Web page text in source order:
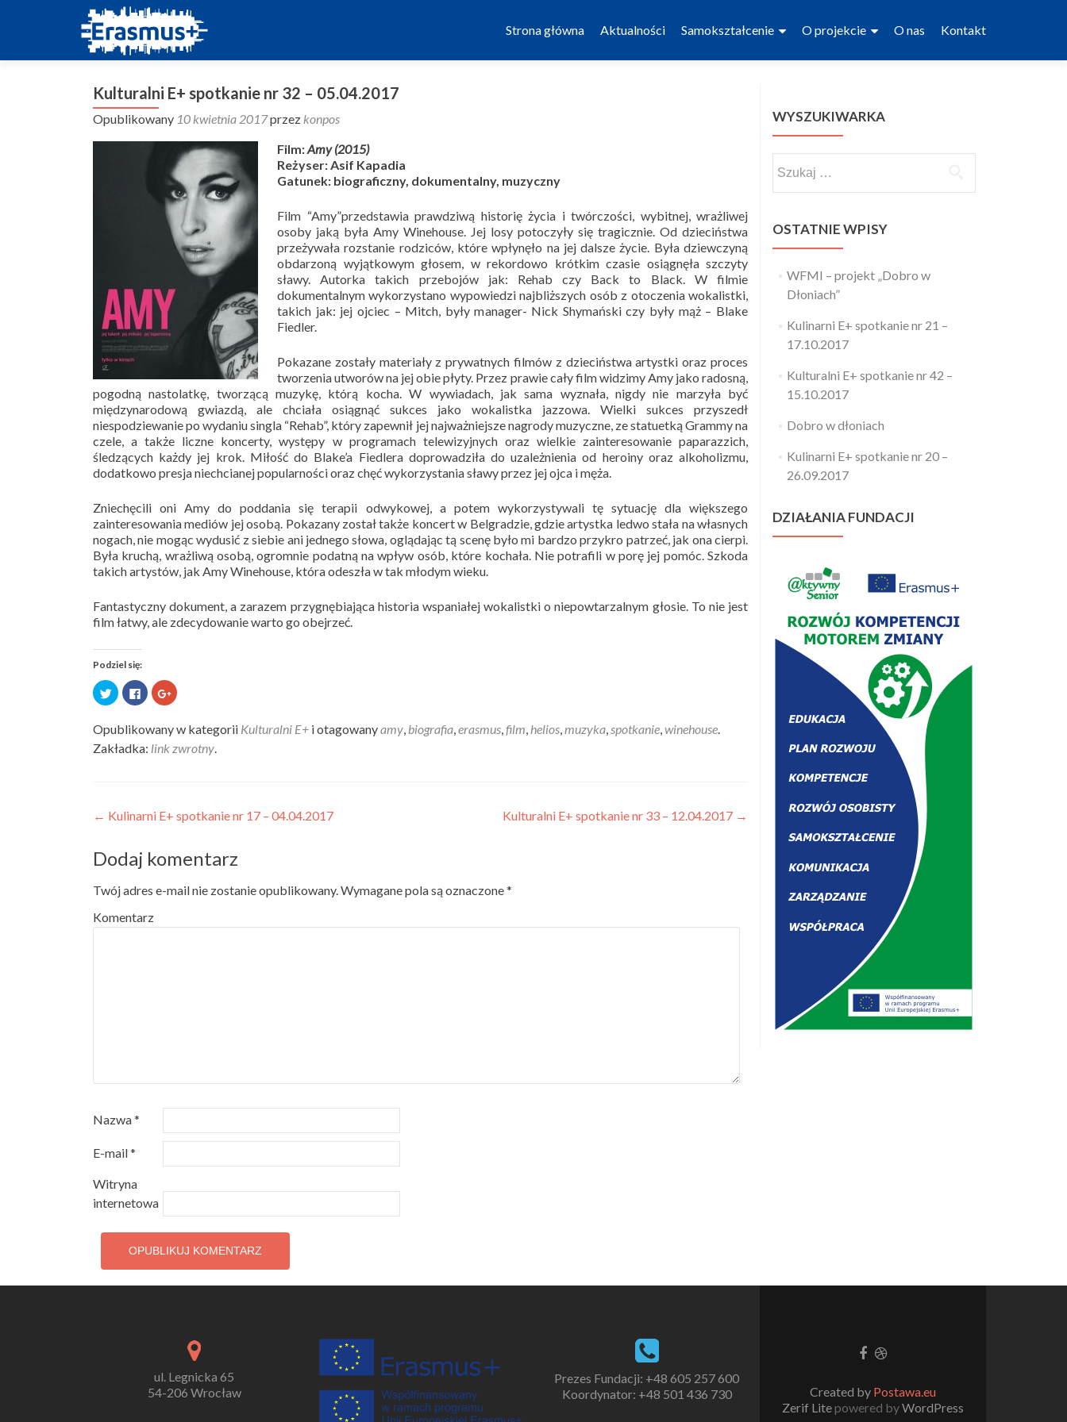
Strona główna
Aktualności Samokształcenie O projekcie O nas Kontakt
Kulturalni E+ spotkanie nr 32 – 05.04.2017
Opublikowany 10 kwietnia 2017przez konpos
Film:Amy (2015)
Reżyser: Asif Kapadia
Gatunek: biograficzny, dokumentalny, muzyczny
Film “Amy”przedstawia prawdziwą historię życia i twórczości, wybitnej, wrażliwej
osoby jaką była Amy Winehouse. Jej losy potoczyły się tragicznie. Od dzieciństwa
przeżywała rozstanie rodziców, które wpłynęło na jej dalsze życie. Była dziewczyną
obdarzoną wyjątkowym głosem, w rekordowo krótkim czasie osiągnęła szczyty
sławy. Autorka takich przebojów jak: Rehab czy Back to Black. W filmie
dokumentalnym wykorzystano wypowiedzi najbliższych osób z otoczenia wokalistki,
takich jak: jej ojciec – Mitch, były manager- Nick Shymański czy były mąż – Blake
Fiedler.
Pokazane zostały materiały z prywatnych filmów z dzieciństwa artystki oraz proces
tworzenia utworów na jej obie płyty. Przez prawie cały film widzimy Amy jako radosną,
pogodną nastolatkę, tworzącą muzykę, którą kocha. W wywiadach, jak sama wyznała, nigdy nie marzyła być
międzynarodową gwiazdą, ale chciała osiągnąć sukces jako wokalistka jazzowa. Wielki sukces przyszedł
niespodziewanie po wydaniu singla “Rehab”, który zapewnił jej najważniejsze nagrody muzyczne, ze statuetką Grammy na
czele, a także liczne koncerty, występy w programach telewizyjnych oraz wielkie zainteresowanie paparazzich,
śledzących każdy jej krok. Miłość do Blake’a Fiedlera doprowadziła do uzależnienia od heroiny oraz alkoholizmu,
dodatkowo presja niechcianej popularności oraz chęć wykorzystania sławy przez jej ojca i męża.
Zniechęcili oni Amy do poddania się terapii odwykowej, a potem wykorzystywali tę sytuację dla większego
zainteresowania mediów jej osobą. Pokazany został także koncert w Belgradzie, gdzie artystka ledwo stała na własnych
nogach, nie mogąc wydusić z siebie ani jednego słowa, oglądając tą scenę było mi bardzo przykro patrzeć, jak ona cierpi.
Była kruchą, wrażliwą osobą, ogromnie podatną na wpływ osób, które kochała. Nie potrafili w porę jej pomóc. Szkoda
takich artystów, jak Amy Winehouse, która odeszła w tak młodym wieku.
Fantastyczny dokument, a zarazem przygnębiająca historia wspaniałej wokalistki o niepowtarzalnym głosie. To nie jest
film łatwy, ale zdecydowanie warto go obejrzeć.
Podziel się:
Udostępnij
na
się
w
nowym
Kliknij,
aby
na
Facebooku(Otwiera
się
Kliknij,
aby
na
Google+
(Otwiera
Opublikowany w kategorii Kulturalni E+ i otagowanyamy, biografia,erasmus,film, helios,muzyka,spotkanie,winehouse.
Zakładka: link zwrotny.
Post navigation
← Kulinarni E+ spotkanie nr 17 – 04.04.2017 Kulturalni E+ spotkanie nr 33 – 12.04.2017 →
Dodaj komentarz
Twój adres e-mail nie zostanie opublikowany.Wymagane pola są oznaczone*
Komentarz
Nazwa*
E-mail*
Witryna
internetowa
WYSZUKIWARKA
OSTATNIE WPISY
WFMI – projekt „Dobro w
Dłoniach”
Kulinarni E+ spotkanie nr 21 –
17.10.2017
Kulturalni E+ spotkanie nr 42 –
15.10.2017
Dobro w dłoniach
Kulinarni E+ spotkanie nr 20 –
26.09.2017
DZIAŁANIA FUNDACJI
ul. Legnicka 65
54-206 Wrocław
Prezes Fundacji: +48 605 257 600
Koordynator: +48 501 436 730 Created by Postawa.eu
Zerif Litepowered byWordPress